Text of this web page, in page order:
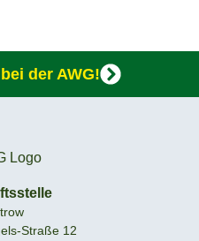
der AWG!
Straße 12